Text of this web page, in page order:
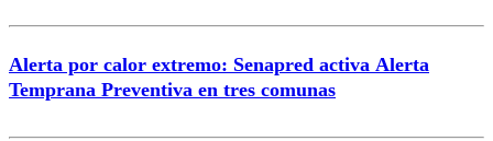
Alerta por calor extremo: Senapred activa Alerta
Temprana Preventiva en tres comunas